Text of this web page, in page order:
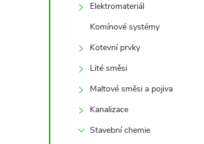
Elektromateriál
Komínové systémy
Kotevní prvky
Lité směsi
Maltové směsi a pojiva
Kanalizace
Stavební chemie